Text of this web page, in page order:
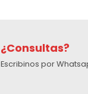
¿Consultas?
Escribinos por